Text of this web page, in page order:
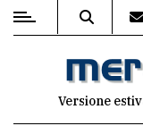
MENUVersione